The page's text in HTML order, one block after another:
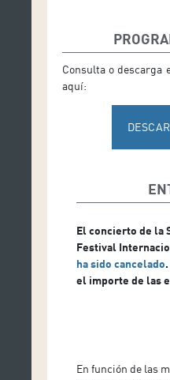
Consulta o descarga
aquí:
El concierto de la
Festival
ha sido cancelado
el importe de las
En función de las